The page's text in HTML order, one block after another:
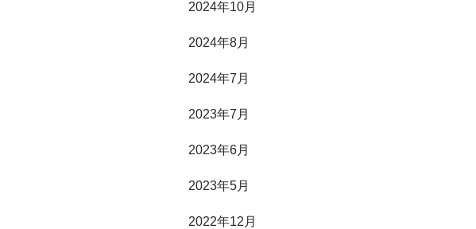
2024年10月
2024年8月
2024年7月
2023年7月
2023年6月
2023年5月
2022年12月